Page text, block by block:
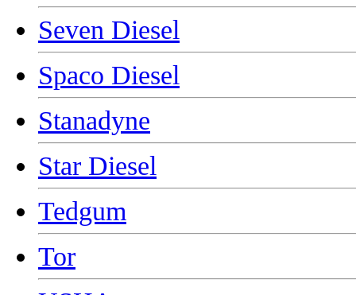
Seven Diesel
Spaco Diesel
Stanadyne
Star Diesel
Tedgum
Tor